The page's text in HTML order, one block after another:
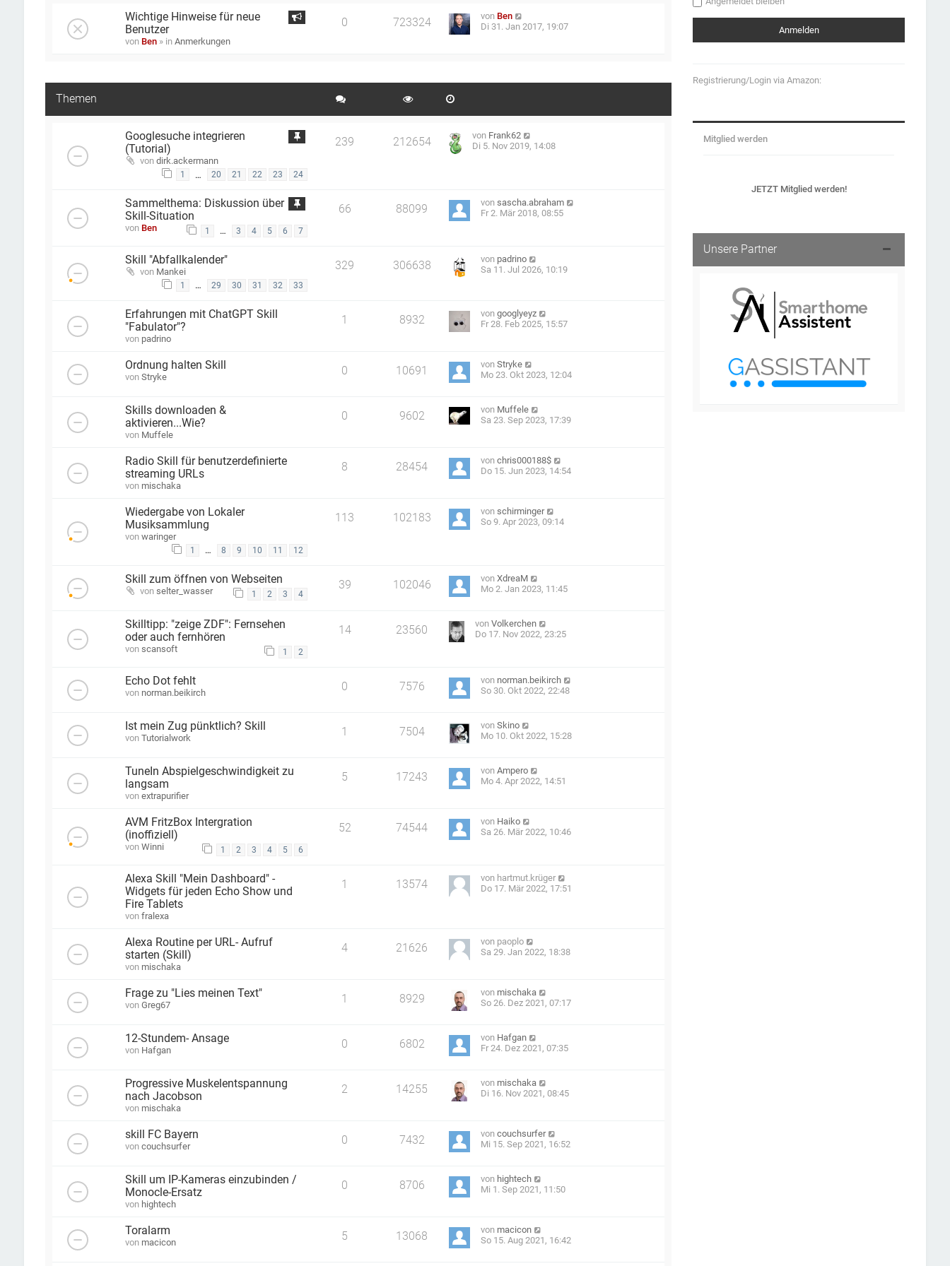
Wichtige Hinweise für neue
Benutzer
von Ben » in Anmerkungen
0 723324
von Ben
Di 31. Jan 2017, 19:07
Themen
Googlesuche integrieren
(Tutorial)
von dirk.ackermann
1 … 20 21 22 23 24
239 212654
von Frank62
Di 5. Nov 2019, 14:08
Sammelthema: Diskussion über
Skill-Situation
von Ben 1 … 3 4 5 6 7
66 88099
vonsascha.abraham
Fr 2. Mär 2018, 08:55
Skill "Abfallkalender"
von Mankei
1 … 29 30 31 32 33
329 306638
von padrino
Sa 11. Jul 2026, 10:19
Erfahrungen mit ChatGPT Skill
"Fabulator"?
von padrino
1 8932
vongooglyeyz
Fr 28. Feb 2025, 15:57
Ordnung halten Skill
von Stryke 0 10691
vonStryke
Mo 23. Okt 2023, 12:04
Skills downloaden &
aktivieren...Wie?
von Muffele
0 9602
von Muffele
Sa 23. Sep 2023, 17:39
Radio Skill für benutzerdefinierte
streaming URLs
von mischaka
8 28454
vonchris000188$
Do 15. Jun 2023, 14:54
Wiedergabe von Lokaler
Musiksammlung
von waringer
1 … 8 9 10 11 12
113 102183
vonschirminger
So 9. Apr 2023, 09:14
Skill zum öffnen von Webseiten
von selter_wasser 1 2 3 4
39 102046
vonXdreaM
Mo 2. Jan 2023, 11:45
Skilltipp: "zeige ZDF": Fernsehen
oder auch fernhören
von scansoft 1 2
14 23560
vonVolkerchen
Do 17. Nov 2022, 23:25
Echo Dot fehlt
von norman.beikirch 0 7576
von norman.beikirch
So 30. Okt 2022, 22:48
Ist mein Zug pünktlich? Skill
von Tutorialwork 1 7504
vonSkino
Mo 10. Okt 2022, 15:28
TuneIn Abspielgeschwindigkeit zu
langsam
von extrapurifier
5 17243
vonAmpero
Mo 4. Apr 2022, 14:51
AVM FritzBox Intergration
(inoffiziell)
von Winni 1 2 3 4 5 6
52 74544
von Haiko
Sa 26. Mär 2022, 10:46
Alexa Skill "Mein Dashboard" -
Widgets für jeden Echo Show und
Fire Tablets
von fralexa
1 13574
von hartmut.krüger
Do 17. Mär 2022, 17:51
Alexa Routine per URL- Aufruf
starten (Skill)
von mischaka
4 21626
von paoplo
Sa 29. Jan 2022, 18:38
Frage zu "Lies meinen Text"
von Greg67 1 8929
von mischaka
So 26. Dez 2021, 07:17
12-Stundem- Ansage
von Hafgan 0 6802
von Hafgan
Fr 24. Dez 2021, 07:35
Progressive Muskelentspannung
nach Jacobson
von mischaka
2 14255
von mischaka
Di 16. Nov 2021, 08:45
skill FC Bayern
von couchsurfer 0 7432
voncouchsurfer
Mi 15. Sep 2021, 16:52
Skill um IP-Kameras einzubinden /
Monocle-Ersatz
von hightech
0 8706
von hightech
Mi 1. Sep 2021, 11:50
Toralarm
von macicon 5 13068
von macicon
So 15. Aug 2021, 16:42
Registrierung/Login via Amazon:
Mitglied werden
JETZT Mitglied werden!
Unsere Partner